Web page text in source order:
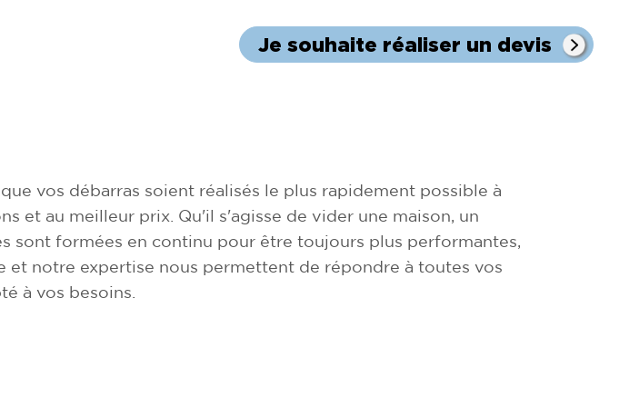
Je souhaite réaliser un devis
vos débarras soient réalisés le plus rapidement possible à
et au meilleur prix. Qu'il s'agisse de vider une maison, un
sont formées en continu pour être toujours plus performantes,
notre expertise nous permettent de répondre à toutes vos
à vos besoins.